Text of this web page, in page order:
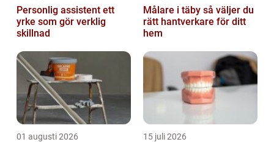
Personlig assistent ett
yrke som gör verklig
skillnad
Målare i täby så väljer du
rätt hantverkare för ditt
hem
01 augusti 2026 15 juli 2026